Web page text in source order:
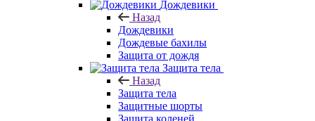
Дождевики
Назад
Дождевики
Дождевые бахилы
Защита от дождя
Защита тела
Назад
Защита тела
Защитные шорты
Защита коленей